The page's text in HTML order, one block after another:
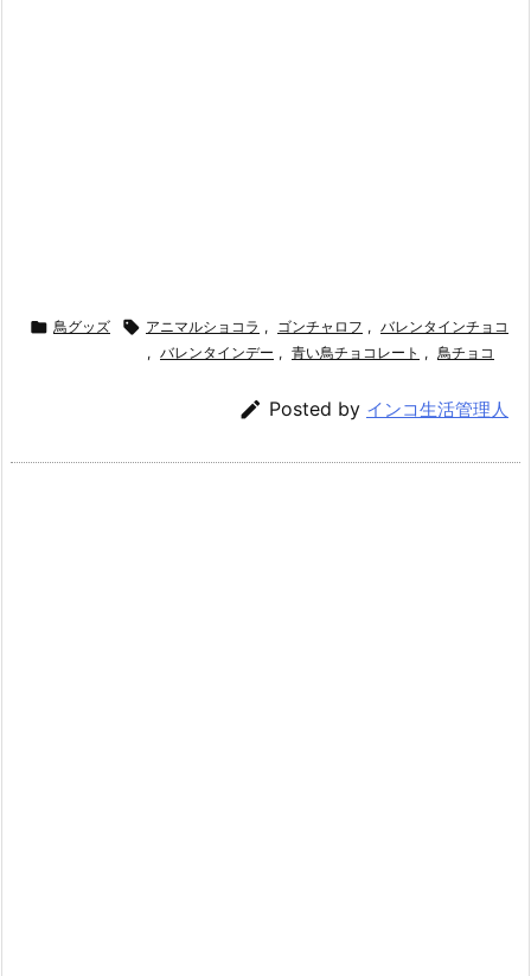
 鳥グッズ  アニマルショコラ , ゴンチャロフ , バレンタインチョコ
, バレンタインデー , 青い鳥チョコレート , 鳥チョコ
 Posted by インコ生活管理人